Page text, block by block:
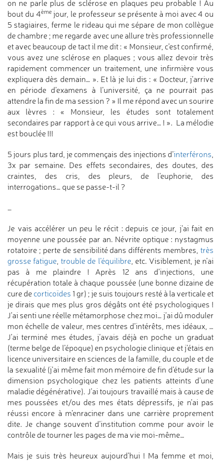
on ne parle plus de sclérose en plaques peu probable ! Au
bout du 4èmejour, le professeur se présente à moi avec 4 ou
5 stagiaires, ferme le rideau qui me sépare de mon collègue
de chambre ; me regarde avec une allure très professionnelle
et avec beaucoup de tact il me dit : « Monsieur, c’est confirmé,
vous avez une sclérose en plaques ; vous allez devoir très
rapidement commencer un traitement, une infirmière vous
expliquera dès demain… ». Et là je lui dis : « Docteur, j’arrive
en période d’examens à l’université, ça ne pourrait pas
attendre la fin de ma session ? » Il me répond avec un sourire
aux lèvres : « Monsieur, les études sont totalement
secondaires par rapport à ce qui vous arrive… ! ». La mélodie
est bouclée !!!
5 jours plus tard, je commençais des injections d’interférons,
3x par semaine. Des effets secondaires, des doutes, des
craintes, des cris, des pleurs, de l’euphorie, des
interrogations… que se passe-t-il ?
…
Je vais accélérer un peu le récit : depuis ce jour, j’ai fait en
moyenne une poussée par an. Névrite optique : nystagmus
rotatoire ; perte de sensibilité dans différents membres, très
grosse fatigue,trouble de l’équilibre, etc. Visiblement, je n’ai
pas à me plaindre ! Après 12 ans d’injections, une
récupération totale à chaque poussée (une bonne dizaine de
cure decorticoïdes 1 gr) ; je suis toujours resté à la verticale et
je dirais que mes plus gros dégâts ont été psychologiques !
J’ai senti une réelle métamorphose chez moi… j’ai dû moduler
mon échelle de valeur, mes centres d’intérêts, mes idéaux, …
J’ai terminé mes études, j’avais déjà en poche un graduat
(terme belge de l’époque) en psychologie clinique et j’étais en
licence universitaire en sciences de la famille, du couple et de
la sexualité (j’ai même fait mon mémoire de fin d’étude sur la
dimension psychologique chez les patients atteints d’une
maladie dégénérative). J’ai toujours travaillé mais à cause de
mes poussées et/ou des mes états dépressifs, je n’ai pas
réussi encore à m’enraciner dans une carrière proprement
dite. Je change souvent d’institution comme pour avoir le
contrôle de tourner les pages de ma vie moi-même…
Mais je suis très heureux aujourd’hui ! Ma femme et moi,